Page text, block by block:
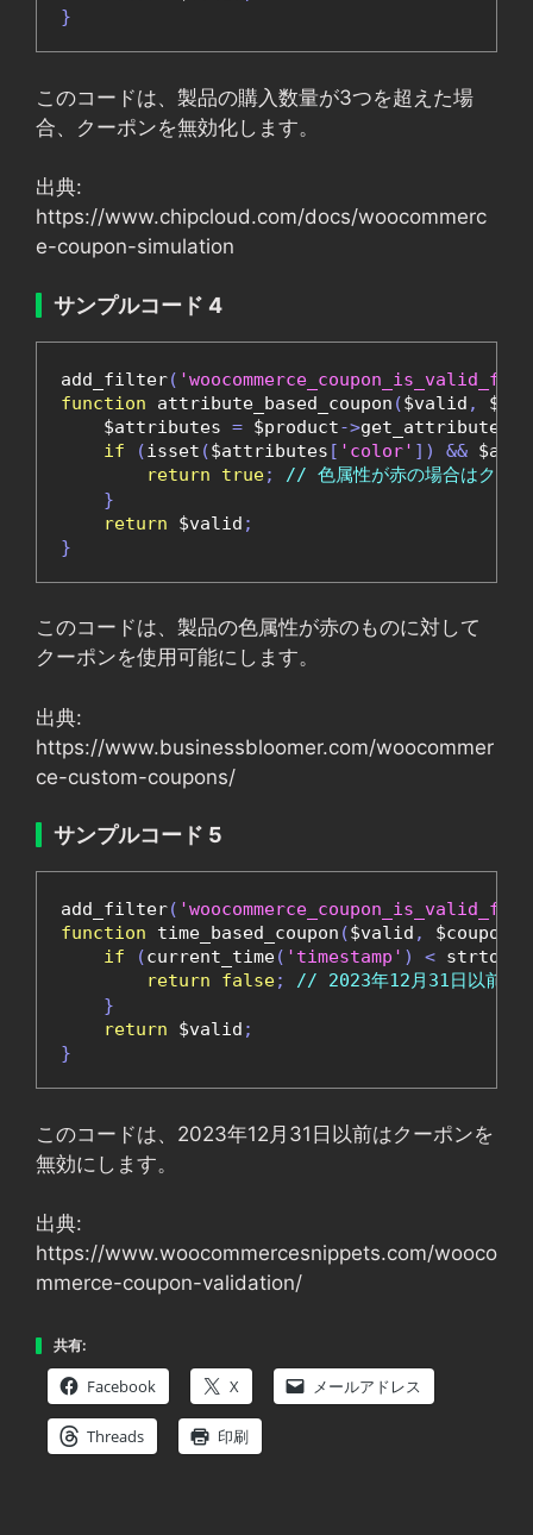
}
このコードは、製品の購入数量が3つを超えた場
合、クーポンを無効化します。
出典:
https://www.chipcloud.com/docs/woocommerc
e-coupon-simulation
サンプルコード 4
add_filter(
function attribute_based_coupon ($valid ,
    $attributes
= $product->get_attributes
if
(isset ($attributes [ 'color' ]) &&
return
true;
// 色属性が赤の場合はクーポ
}
return $valid ;
}
このコードは、製品の色属性が赤のものに対して
クーポンを使用可能にします。
出典:
https://www.businessbloomer.com/woocommer
ce-custom-coupons/
サンプルコード 5
add_filter(
function time_based_coupon ($valid , $coupon
if
(current_time( 'timestamp' ) <
return
false;
// 2023年12月31日以前は
}
return $valid ;
}
このコードは、2023年12月31日以前はクーポンを
無効にします。
出典:
https://www.woocommercesnippets.com/wooco
mmerce-coupon-validation/
共有:
Facebook X メールアドレス
Threads 印刷